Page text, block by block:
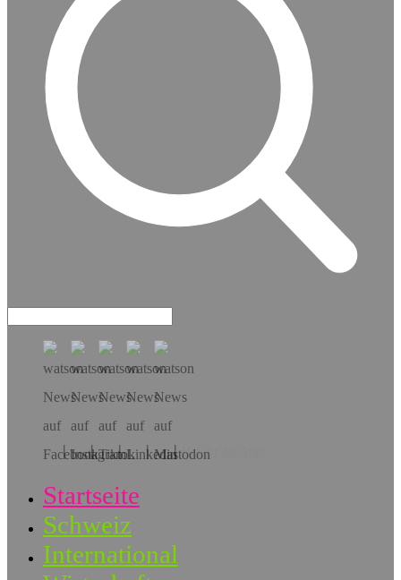
Hol dir die App!
Startseite
Schweiz
International